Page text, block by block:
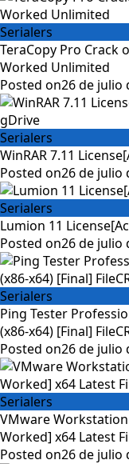
Serialers
TeraCopy Pro Crack
Worked Unlimited
Posted on26 de julio
Serialers
WinRAR 7.11
Posted on26 de julio
Serialers
Lumion 11
Posted on26 de julio
Serialers
Ping Tester
(x86-x64) [Final]
Posted on26 de julio
Serialers
VMware
Worked] x64 Latest
Posted on26 de julio